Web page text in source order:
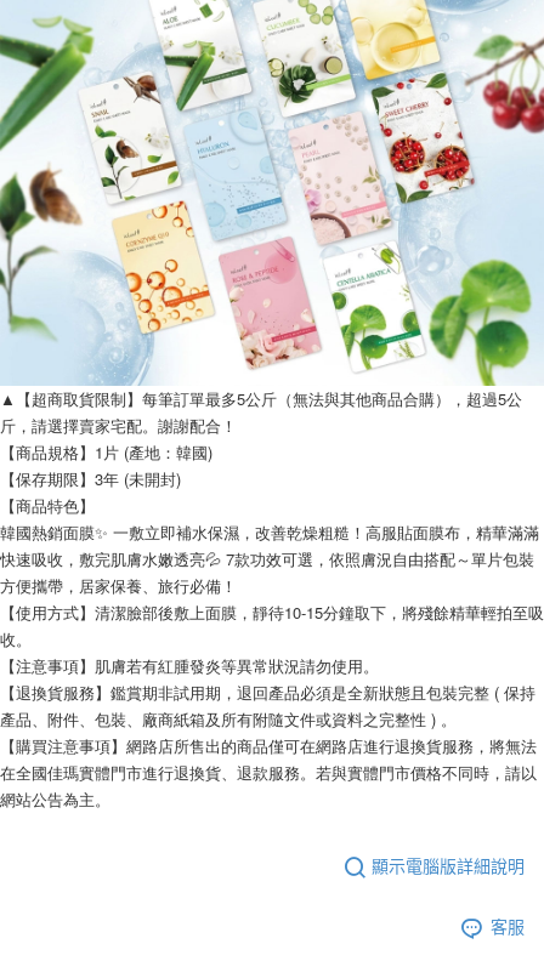
▲【超商取貨限制】每筆訂單最多5公斤（無法與其他商品合購），超過5公
斤，請選擇賣家宅配。謝謝配合！
【商品規格】1片 (產地：韓國)
【保存期限】3年 (未開封)
【商品特色】
韓國熱銷面膜✨ 一敷立即補水保濕，改善乾燥粗糙！高服貼面膜布，精華滿滿
快速吸收，敷完肌膚水嫩透亮💦 7款功效可選，依照膚況自由搭配～單片包裝
方便攜帶，居家保養、旅行必備！
【使用方式】清潔臉部後敷上面膜，靜待10-15分鐘取下，將殘餘精華輕拍至吸
收。
【注意事項】肌膚若有紅腫發炎等異常狀況請勿使用。
【退換貨服務】鑑賞期非試用期，退回產品必須是全新狀態且包裝完整 ( 保持
產品、附件、包裝、廠商紙箱及所有附隨文件或資料之完整性 ) 。
【購買注意事項】網路店所售出的商品僅可在網路店進行退換貨服務，將無法
在全國佳瑪實體門市進行退換貨、退款服務。若與實體門市價格不同時，請以
網站公告為主。
顯示電腦版詳細說明
客服